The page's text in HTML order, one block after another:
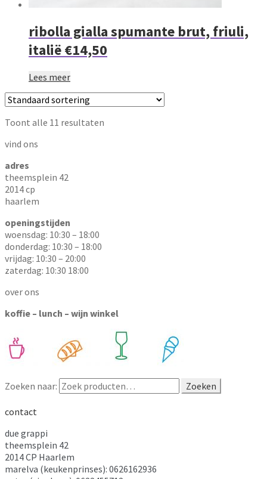
ribolla gialla spumante brut, friuli,
italië €14,50
Lees meer
Toont alle 11 resultaten
vind ons
adres
theemsplein 42
2014 cp
haarlem
openingstijden
woensdag: 10:30 – 18:00
donderdag: 10:30 – 18:00
vrijdag: 10:30 – 20:00
zaterdag: 10:30 18:00
over ons
koffie – lunch – wijn winkel
Zoeken naar: Zoeken
contact
due grappi
theemsplein 42
2014 CP Haarlem
marelva (keukenprinses): 0626162936